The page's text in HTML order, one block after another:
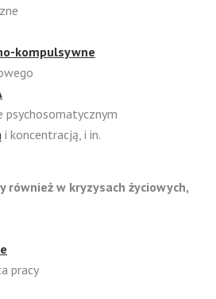
kompulsywne
psychosomatycznym
i koncentracją, i in.
również w kryzysach życiowych,
pracy